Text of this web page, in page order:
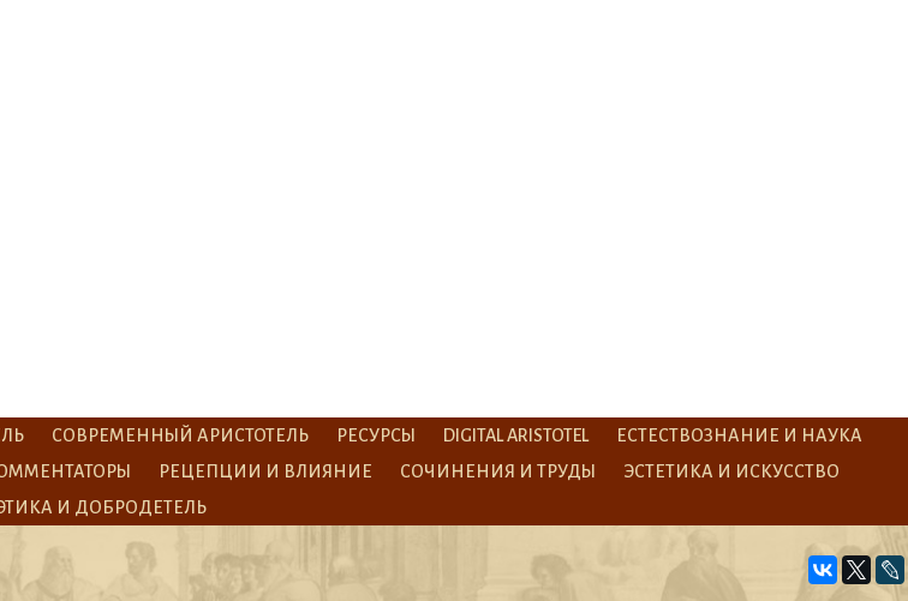
СОВРЕМЕННЫЙ АРИСТОТЕЛЬ РЕСУРСЫ DIGITAL ARISTOTEL
ЕСТЕСТВОЗНАНИЕ И НАУКА
РЕЦЕПЦИИ И ВЛИЯНИЕ СОЧИНЕНИЯ И ТРУДЫ
ЭСТЕТИКА И ИСКУССТВО
И ДОБРОДЕТЕЛЬ